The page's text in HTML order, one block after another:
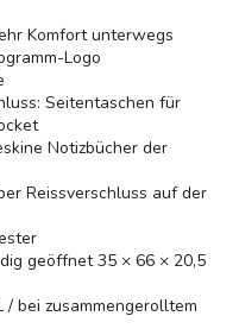
Komfort unterwegs
Logo
Seitentaschen für
Notizbücher der
Reissverschluss auf der
geöffnet 35 × 66 × 20,5
bei zusammengerolltem